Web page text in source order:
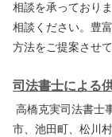
相談を承っており
相談ください。豊
方法をご提案させ
司法書士による
高橋克実司法書士
市、池田町、松川